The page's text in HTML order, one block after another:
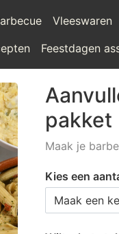
Vleeswaren
Feestdagen
pakket
Maak je
Kies een